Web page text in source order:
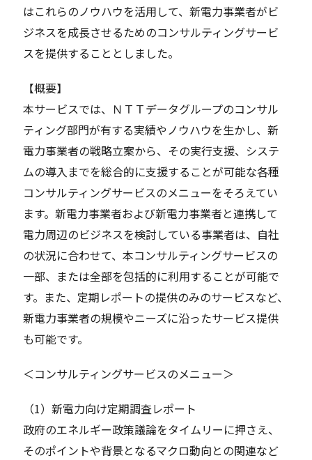
はこれらのノウハウを活用して、新電力事業者がビ
ジネスを成長させるためのコンサルティングサービ
スを提供することとしました。
【概要】
本サービスでは、ＮＴＴデータグループのコンサル
ティング部門が有する実績やノウハウを生かし、新
電力事業者の戦略立案から、その実行支援、システ
ムの導入までを総合的に支援することが可能な各種
コンサルティングサービスのメニューをそろえてい
ます。新電力事業者および新電力事業者と連携して
電力周辺のビジネスを検討している事業者は、自社
の状況に合わせて、本コンサルティングサービスの
一部、または全部を包括的に利用することが可能で
す。また、定期レポートの提供のみのサービスなど、
新電力事業者の規模やニーズに沿ったサービス提供
も可能です。
＜コンサルティングサービスのメニュー＞
（1）新電力向け定期調査レポート
政府のエネルギー政策議論をタイムリーに押さえ、
そのポイントや背景となるマクロ動向との関連など